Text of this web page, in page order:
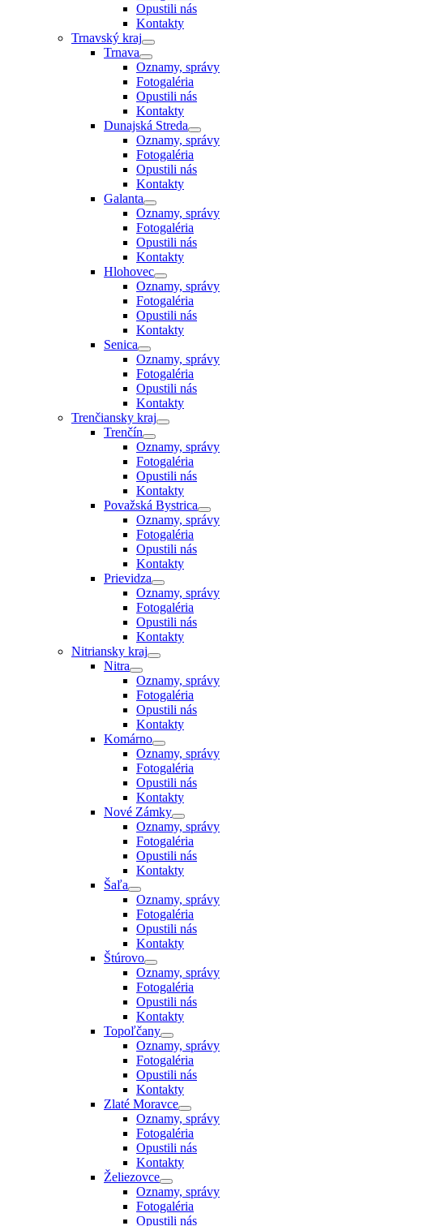
Opustili nás
Kontakty
Trnavský kraj
Trnava
Oznamy, správy
Fotogaléria
Opustili nás
Kontakty
Dunajská Streda
Oznamy, správy
Fotogaléria
Opustili nás
Kontakty
Galanta
Oznamy, správy
Fotogaléria
Opustili nás
Kontakty
Hlohovec
Oznamy, správy
Fotogaléria
Opustili nás
Kontakty
Senica
Oznamy, správy
Fotogaléria
Opustili nás
Kontakty
Trenčiansky kraj
Trenčín
Oznamy, správy
Fotogaléria
Opustili nás
Kontakty
Považská Bystrica
Oznamy, správy
Fotogaléria
Opustili nás
Kontakty
Prievidza
Oznamy, správy
Fotogaléria
Opustili nás
Kontakty
Nitriansky kraj
Nitra
Oznamy, správy
Fotogaléria
Opustili nás
Kontakty
Komárno
Oznamy, správy
Fotogaléria
Opustili nás
Kontakty
Nové Zámky
Oznamy, správy
Fotogaléria
Opustili nás
Kontakty
Šaľa
Oznamy, správy
Fotogaléria
Opustili nás
Kontakty
Štúrovo
Oznamy, správy
Fotogaléria
Opustili nás
Kontakty
Topoľčany
Oznamy, správy
Fotogaléria
Opustili nás
Kontakty
Zlaté Moravce
Oznamy, správy
Fotogaléria
Opustili nás
Kontakty
Želiezovce
Oznamy, správy
Fotogaléria
Opustili nás